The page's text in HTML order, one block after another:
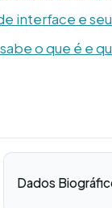
interface e
o que é e
Dados